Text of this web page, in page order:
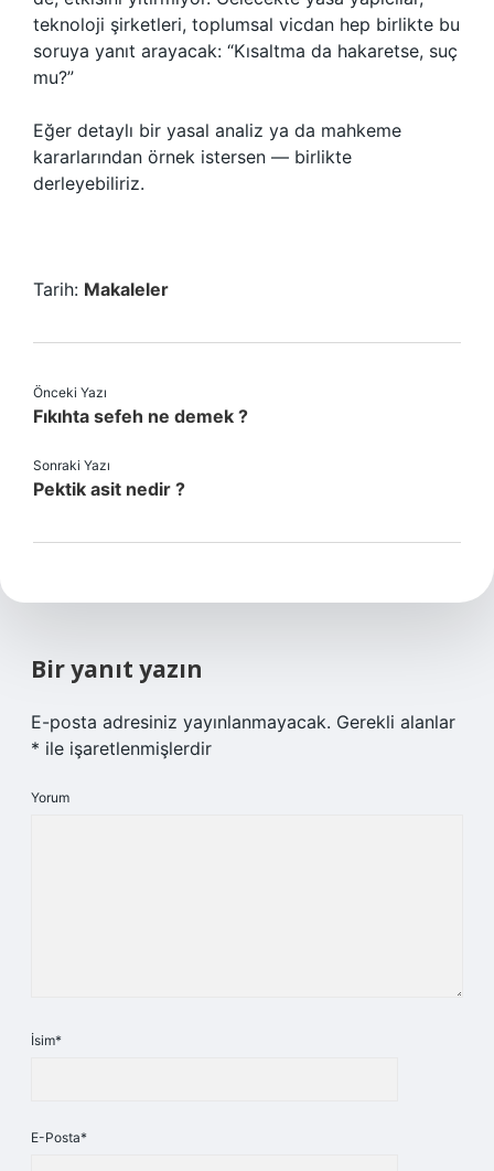
teknoloji şirketleri, toplumsal vicdan hep birlikte bu
soruya yanıt arayacak: “Kısaltma da hakaretse, suç
mu?”
Eğer detaylı bir yasal analiz ya da mahkeme
kararlarından örnek istersen — birlikte
derleyebiliriz.
Tarih: Makaleler
Önceki Yazı
Fıkıhta sefeh ne demek ?
Sonraki Yazı
Pektik asit nedir ?
Bir yanıt yazın
E-posta adresiniz yayınlanmayacak. Gerekli alanlar
* ile işaretlenmişlerdir
Yorum
İsim*
E-Posta*